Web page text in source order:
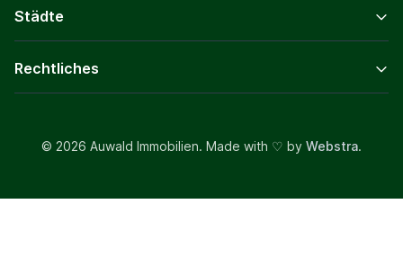
Städte
Rechtliches
© 2026 Auwald Immobilien. Made with ♡ by Webstra.